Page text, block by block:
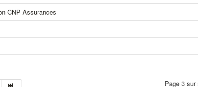
CNP Assurances
Page 3 sur